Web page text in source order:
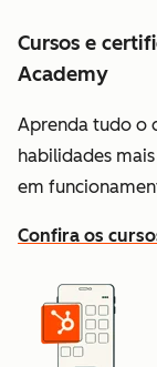
Cursos e
Academy
Aprenda tudo o
habilidades
em
Confira os